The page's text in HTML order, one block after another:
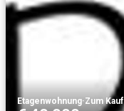
Etagenwohnung·Zum Kauf